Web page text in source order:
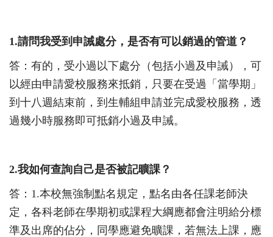
1.請問我受到申誡處分，是否有可以銷過的管道？
答：有的，受小過以下處分（包括小過及申誡），可
以經由申請愛校服務來抵銷，只要在受過「當學期」
到十八週結束前，到生輔組申請並完成愛校服務，透
過幾小時服務即可抵銷小過及申誡。
2.我如何查詢自己是否被記曠課？
答： 1.本校無強制點名規定，點名由各任課老師決
定，各科老師在學期初或課程大綱應都會注明給分標
準及出席的佔分，同學應避免曠課，若無法上課，應